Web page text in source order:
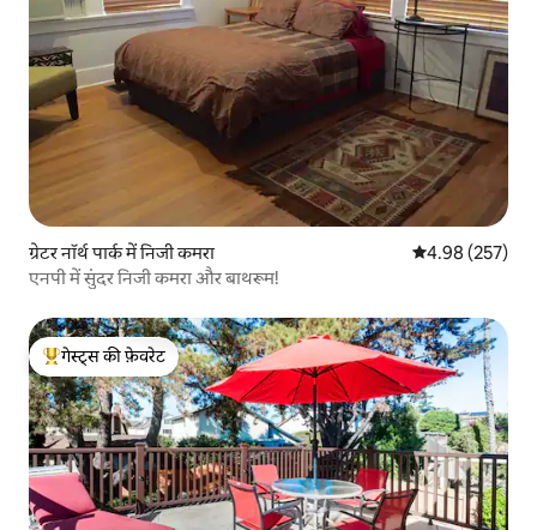
ग्रेटर नॉर्थ पार्क में निजी कमरा औसत रेटिंग 5 में से
4.98 (257)
एनपी में सुंदर निजी कमरा और बाथरूम!
गेस्ट्स का टॉप फ़ेवरेट
गेस्ट्स की फ़ेवरेट